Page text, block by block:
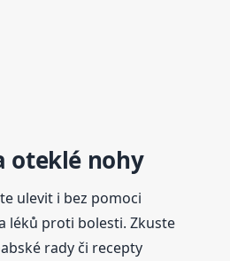
oteklé nohy
ulevit i bez pomoci
léků proti bolesti. Zkuste
rady či recepty